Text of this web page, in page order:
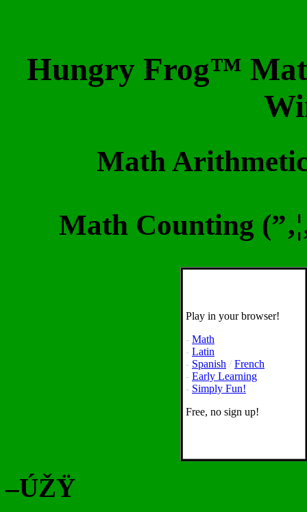
Hungry Frog™
Math
Math Counting
Play in your browser!
- Math
- Latin
- Spanish / French
- Early Learning
- Simply Fun!
Free, no sign up!
–ÚŽŸ